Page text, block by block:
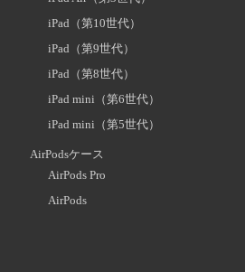
iPad（第10世代）
iPad（第9世代）
iPad（第8世代）
iPad mini（第6世代）
iPad mini（第5世代）
AirPodsケース
AirPods Pro
AirPods